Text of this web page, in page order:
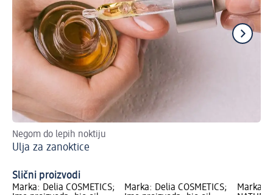
Negom do lepih noktiju
Ulja za zanoktice
Slični proizvodi
Marka: Delia COSMETICS;
Marka: Delia COSMETICS;
Marka: